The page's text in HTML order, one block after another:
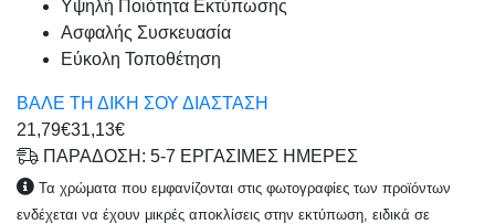
Υψηλή Ποιότητα Εκτύπωσης
Ασφαλής Συσκευασία
Εύκολη Τοποθέτηση
ΒΑΛΕ ΤΗ ΔΙΚΗ ΣΟΥ ΔΙΑΣΤΑΣΗ
21,79€31,13€
ΠΑΡΑΔΟΣΗ: 5-7 ΕΡΓΑΣΙΜΕΣ ΗΜΕΡΕΣ
Τα χρώματα που εμφανίζονται στις φωτογραφίες των προϊόντων
ενδέχεται να έχουν μικρές αποκλίσεις στην εκτύπωση, ειδικά σε